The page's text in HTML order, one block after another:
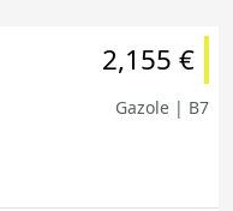
2,155 €
Gazole | B7